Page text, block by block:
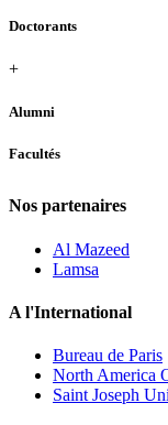
Doctorants
+
Alumni
Facultés
Nos partenaires
Al Mazeed
Lamsa
A l'International
Bureau de Paris
North America
Saint Joseph